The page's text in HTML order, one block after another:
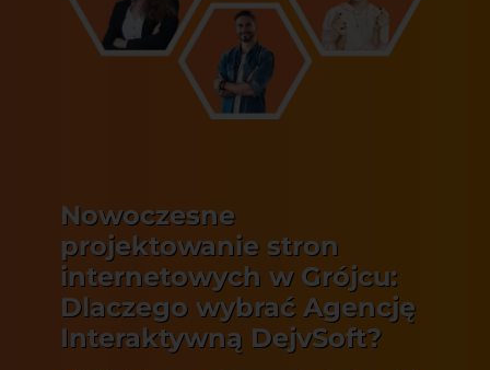
Nowoczesne
projektowanie stron
internetowych w Grójcu:
Dlaczego wybrać Agencję
Interaktywną DejvSoft?